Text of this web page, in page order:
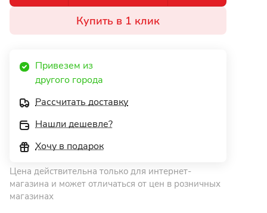
Купить в 1 клик
Привезем из
другого города
Рассчитать доставку
Нашли дешевле?
Хочу в подарок
Цена действительна только для интернет-
магазина и может отличаться от цен в розничных
магазинах